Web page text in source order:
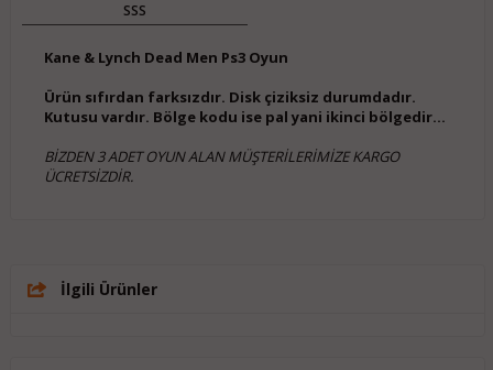
SSS
Kane & Lynch Dead Men Ps3 Oyun
Ürün sıfırdan farksızdır. Disk çiziksiz durumdadır.
Kutusu vardır. Bölge kodu ise pal yani ikinci bölgedir...
BİZDEN 3 ADET OYUN ALAN MÜŞTERİLERİMİZE KARGO
ÜCRETSİZDİR.
İlgili Ürünler